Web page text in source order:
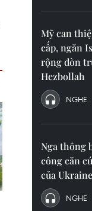
Mỹ can
cấp, ngăn
rộng đòn
Hezbollah
NGHE
Nga thông
công căn
của Ukraine
NGHE